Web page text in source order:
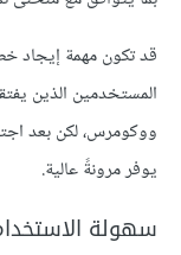
قد تكون مهمة إيجاد
المستخدمين الذين
ووكومرس، لكن بعد
يوفر مرونةً عالية.
سهولة